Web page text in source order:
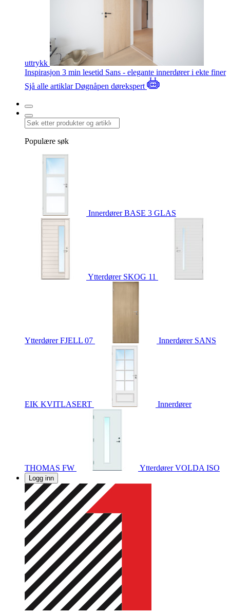
uttrykk
Inspirasjon 3 min lesetid Sans - elegante innerdører i ekte finer
Sjå alle artiklarDøgnåpen dørekspert
Populære søk
InnerdørerBASE 3 GLAS
Ytterdører SKOG 11
YtterdørerFJELL 07 Innerdører SANS
EIK KVITLASERT Innerdører
THOMAS FW YtterdørerVOLDA ISO
Logg inn